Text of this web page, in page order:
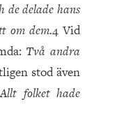
de delade hans
om dem.4 Vid
Två andra
stod även
Allt folket hade